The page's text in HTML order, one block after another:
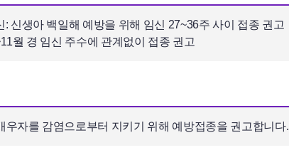
생아 백일해 예방을 위해 임신 27~36주 사이 접종 권고
월 경 임신 주수에 관계없이 접종 권고
우자를 감염으로부터 지키기 위해 예방접종을 권고합니다.